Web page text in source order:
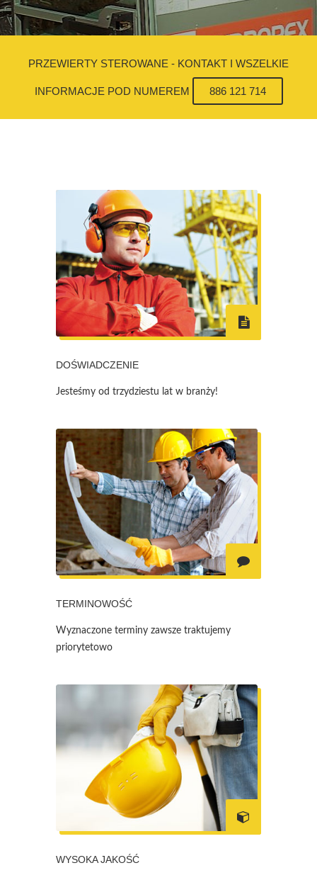
PRZEWIERTY STEROWANE - KONTAKT I WSZELKIE
INFORMACJE POD NUMEREM 886 121 714
DOŚWIADCZENIE
Jesteśmy od trzydziestu lat w branży!
TERMINOWOŚĆ
Wyznaczone terminy zawsze traktujemy
priorytetowo
WYSOKA JAKOŚĆ